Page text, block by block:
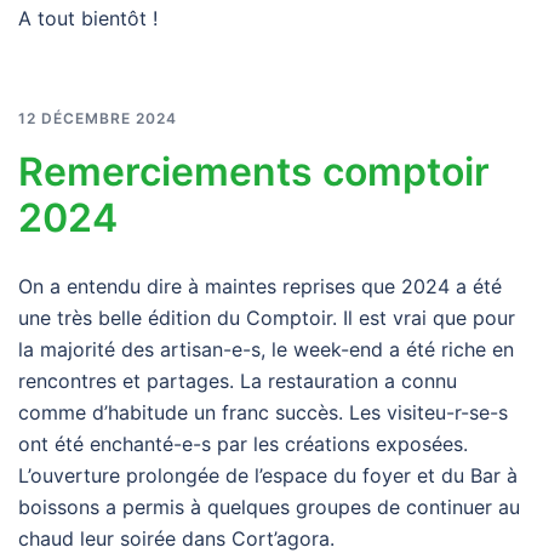
A tout bientôt !
12 DÉCEMBRE 2024
Remerciements comptoir
2024
On a entendu dire à maintes reprises que 2024 a été
une très belle édition du Comptoir. Il est vrai que pour
la majorité des artisan-e-s, le week-end a été riche en
rencontres et partages. La restauration a connu
comme d’habitude un franc succès. Les visiteu-r-se-s
ont été enchanté-e-s par les créations exposées.
L’ouverture prolongée de l’espace du foyer et du Bar à
boissons a permis à quelques groupes de continuer au
chaud leur soirée dans Cort’agora.